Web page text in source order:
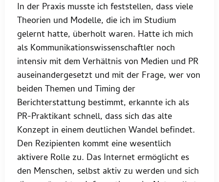
In der Praxis musste ich feststellen, dass viele
Theorien und Modelle, die ich im Studium
gelernt hatte, überholt waren. Hatte ich mich
als Kommunikationswissenschaftler noch
intensiv mit dem Verhältnis von Medien und PR
auseinandergesetzt und mit der Frage, wer von
beiden Themen und Timing der
Berichterstattung bestimmt, erkannte ich als
PR-Praktikant schnell, dass sich das alte
Konzept in einem deutlichen Wandel befindet.
Den Rezipienten kommt eine wesentlich
aktivere Rolle zu. Das Internet ermöglicht es
den Menschen, selbst aktiv zu werden und sich